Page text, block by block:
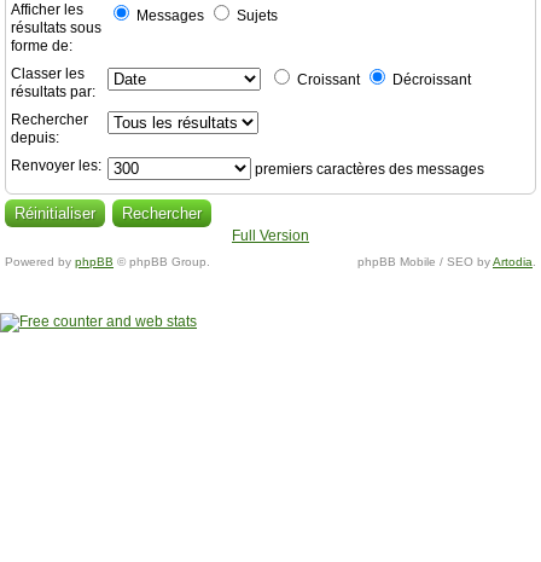
Afficher les
résultats sous
forme de:
Messages Sujets
Classer les
résultats par:
Croissant Décroissant
Rechercher
depuis:
Renvoyer les:
premiers caractères des messages
Full Version
Powered by phpBB © phpBB Group. phpBB Mobile / SEO byArtodia